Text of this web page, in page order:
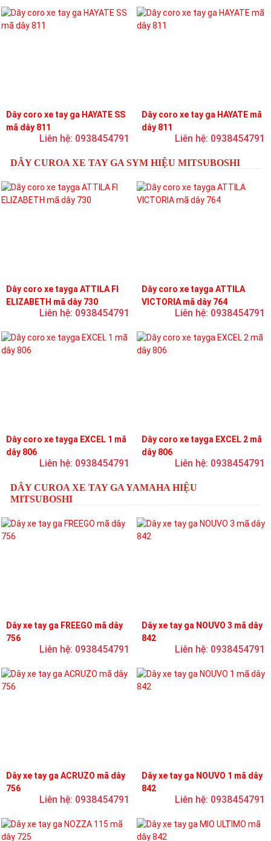
Dây coro xe tay ga HAYATE SS
mã dây 811
Liên hệ: 0938454791
Dây coro xe tay ga HAYATE mã
dây 811
Liên hệ: 0938454791
DÂY CUROA XE TAY GA SYM HIỆU MITSUBOSHI
Dây coro xe tayga ATTILA FI
ELIZABETH mã dây 730
Liên hệ: 0938454791
Dây coro xe tayga ATTILA
VICTORIA mã dây 764
Liên hệ: 0938454791
Dây coro xe tayga EXCEL 1 mã
dây 806
Liên hệ: 0938454791
Dây coro xe tayga EXCEL 2 mã
dây 806
Liên hệ: 0938454791
DÂY CUROA XE TAY GA YAMAHA HIỆU
MITSUBOSHI
Dây xe tay ga FREEGO mã dây
756
Liên hệ: 0938454791
Dây xe tay ga NOUVO 3 mã dây
842
Liên hệ: 0938454791
Dây xe tay ga ACRUZO mã dây
756
Liên hệ: 0938454791
Dây xe tay ga NOUVO 1 mã dây
842
Liên hệ: 0938454791